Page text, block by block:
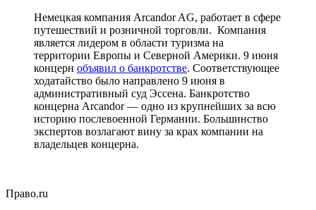
Немецкая компания Arcandor AG, работает в сфере
путешествий и розничной торговли. Компания
является лидером в области туризма на
территории Европы и Северной Америки. 9 июня
концерн объявил о банкротстве. Соответствующее
ходатайство было направлено 9 июня в
административный суд Эссена. Банкротство
концерна Arcandor — одно из крупнейших за всю
историю послевоенной Германии. Большинство
экспертов возлагают вину за крах компании на
владельцев концерна.
Право.ru